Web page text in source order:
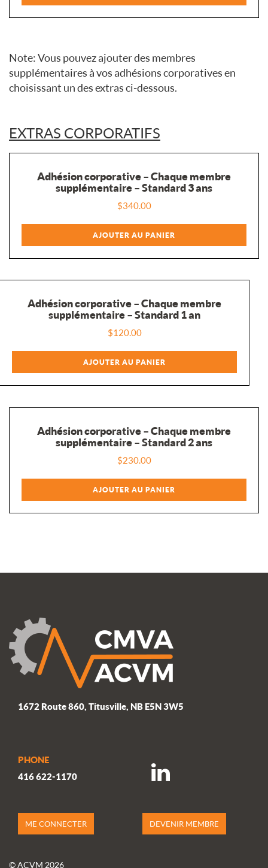
Note: Vous pouvez ajouter des membres
supplémentaires à vos adhésions corporatives en
choisissant un des extras ci-dessous.
EXTRAS CORPORATIFS
Adhésion corporative – Chaque membre
supplémentaire – Standard 3 ans
$340.00
AJOUTER AU PANIER
Adhésion corporative – Chaque membre
supplémentaire – Standard 1 an
$120.00
AJOUTER AU PANIER
Adhésion corporative – Chaque membre
supplémentaire – Standard 2 ans
$230.00
AJOUTER AU PANIER
1672 Route 860, Titusville, NB E5N 3W5
PHONE
416 622-1170
ME CONNECTER DEVENIR MEMBRE
© ACVM 2026